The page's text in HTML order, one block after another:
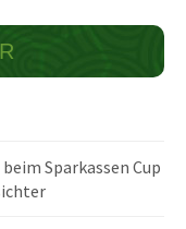
Sparkassen Cup